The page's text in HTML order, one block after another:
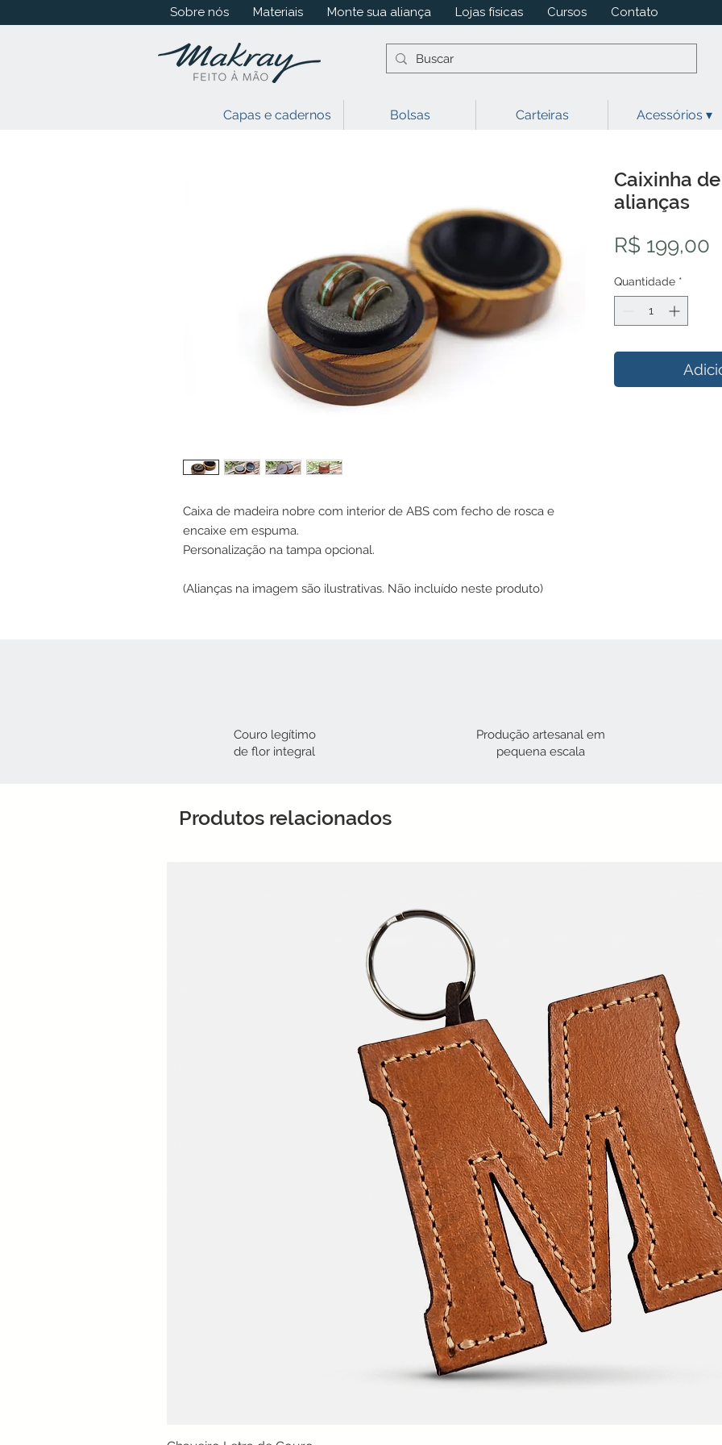
Sobre nós Materiais Monte sua aliança Lojas físicas Cursos Contato
Capas e cadernos Bolsas Carteiras Acessórios ▾
Caixa de madeira nobre com interior de ABS com fecho de rosca e
encaixe em espuma.
Personalização na tampa opcional.
(Alianças na imagem são ilustrativas. Não incluído neste produto)
Caixinha
alianças
R$ 199,00
Quantidade *
Couro legítimo
de flor integral​
Produção artesanal em
pequena escala
Produtos relacionados